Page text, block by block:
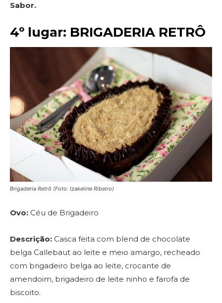
Sabor.
4º lugar: BRIGADERIA RETRÔ
Brigaderia Retrô (Foto: Izakeline Ribeiro)
Ovo: Céu de Brigadeiro
Descrição: Casca feita com blend de chocolate
belga Callebaut ao leite e meio amargo, recheado
com brigadeiro belga ao leite, crocante de
amendoim, brigadeiro de leite ninho e farofa de
biscoito.